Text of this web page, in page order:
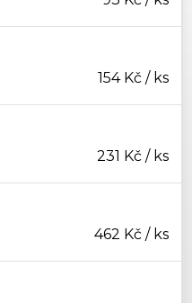
154 Kč / ks
231 Kč / ks
462 Kč / ks